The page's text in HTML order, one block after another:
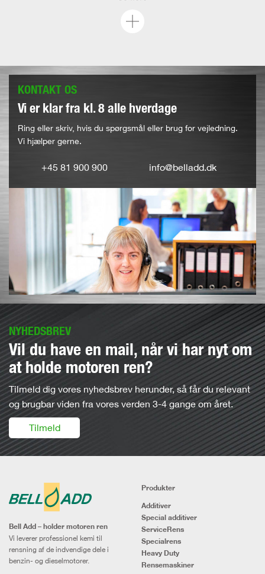
KONTAKT OS
Vi er klar fra kl. 8 alle hverdage
Ring eller skriv, hvis du spørgsmål eller brug for vejledning.
Vi hjælper gerne.
+45 81 900 900 info@belladd.dk
NYHEDSBREV
Vil du have en mail, når vi har nyt om
at holde motoren ren?
Tilmeld dig vores nyhedsbrev herunder, så får du relevant
og brugbar viden fra vores verden 3-4 gange om året.
Tilmeld
Bell Add – holder motoren ren
Vi leverer professionel kemi til
rensning af de indvendige dele i
benzin- og dieselmotorer.
Produkter
Additiver
Special additiver
ServiceRens
Specialrens
Heavy Duty
Rensemaskiner